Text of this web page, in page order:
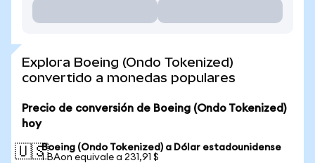
Explora Boeing (Ondo Tokenized)
convertido a monedas populares
Precio de conversión de Boeing (Ondo Tokenized)
hoy
🇺🇸Boeing (Ondo Tokenized) a Dólar estadounidense
1 BAon equivale a 231,91 $